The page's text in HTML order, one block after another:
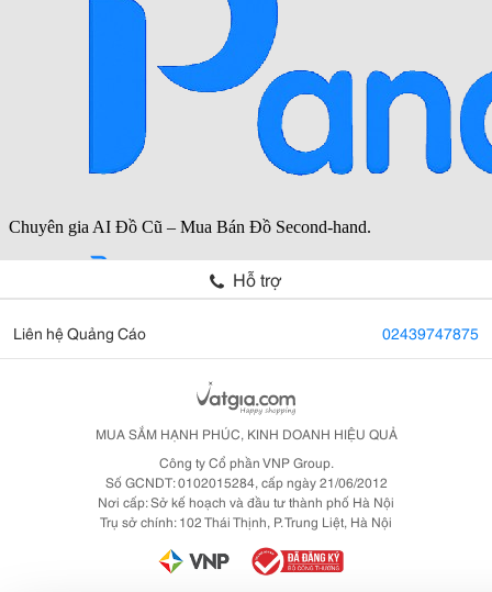
Hỗ trợ
Liên hệ Quảng Cáo 02439747875
MUA SẮM HẠNH PHÚC, KINH DOANH HIỆU QUẢ
Công ty Cổ phần VNP Group.
Số GCNDT: 0102015284, cấp ngày 21/06/2012
Nơi cấp: Sở kế hoạch và đầu tư thành phố Hà Nội
Trụ sở chính: 102 Thái Thịnh, P. Trung Liệt, Hà Nội